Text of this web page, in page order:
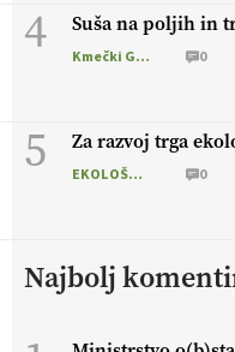
4 Suša na poljih in
Kmečki Glas 0
5 Za razvoj trga
EKOLOŠKO LOGIČNO 0
Najbolj